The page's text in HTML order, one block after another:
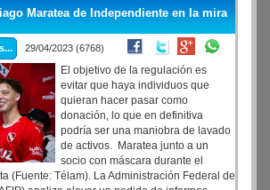
Maratea de Independiente en la mira
29/04/2023 (6768)
El objetivo de la regulación es
evitar que haya individuos que
quieran hacer pasar como
donación, lo que en definitiva
podría ser una maniobra de lavado
de activos. Maratea junto a un
socio con máscara durante el
(Fuente: Télam). La Administración Federal de